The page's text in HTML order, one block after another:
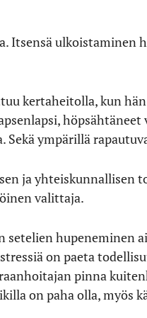
Itsensä ulkoistaminen
kertaheitolla, kun
höpsähtäneet
Sekä ympärillä
ja yhteiskunnallisen
valittaja.
hupeneminen
on paeta
pinna
on paha olla, myös